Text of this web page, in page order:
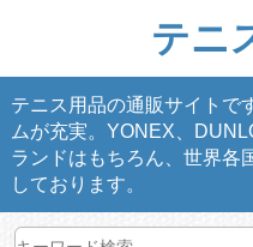
テニ
テニス用品の通販サイトで
ムが充実。YONEX、
ランドはもちろん、世界各
しております。